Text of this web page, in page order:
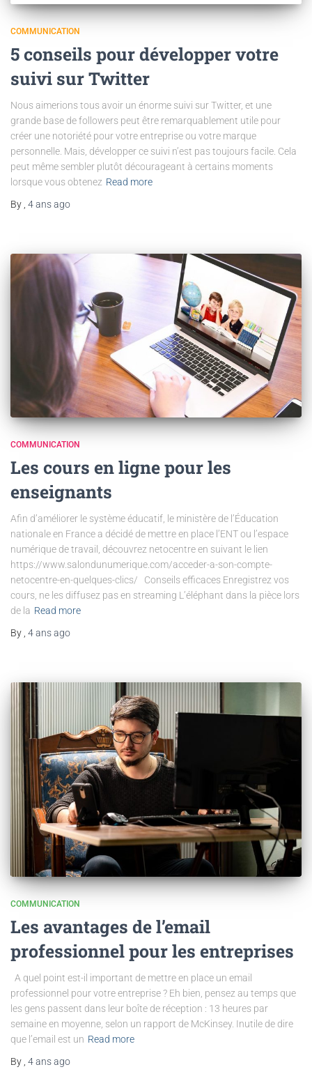
COMMUNICATION
5 conseils pour développer votre
suivi sur Twitter
Nous aimerions tous avoir un énorme suivi sur Twitter, et une
grande base de followers peut être remarquablement utile pour
créer une notoriété pour votre entreprise ou votre marque
personnelle. Mais, développer ce suivi n’est pas toujours facile. Cela
peut même sembler plutôt décourageant à certains moments
lorsque vous obtenez Read more
By , 4 ansago
COMMUNICATION
Les cours en ligne pour les
enseignants
Afin d’améliorer le système éducatif, le ministère de l’Éducation
nationale en France a décidé de mettre en place l’ENT ou l’espace
numérique de travail, découvrez netocentre en suivant le lien
https://www.salondunumerique.com/acceder-a-son-compte-
netocentre-en-quelques-clics/ Conseils efficaces Enregistrez vos
cours, ne les diffusez pas en streaming L’éléphant dans la pièce lors
de la Read more
By 4 ansago
COMMUNICATION
Les avantages de l’email
professionnel pour les entreprises
A quel point est-il important de mettre en place un email
professionnel pour votre entreprise ? Eh bien, pensez au temps que
les gens passent dans leur boîte de réception : 13 heures par
semaine en moyenne, selon un rapport de McKinsey. Inutile de dire
que l’email est un Read more
By 4 ansago